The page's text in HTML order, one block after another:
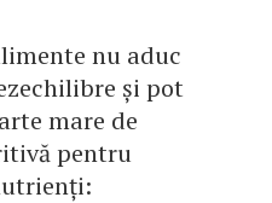
nu aduc
și pot
mare de
pentru